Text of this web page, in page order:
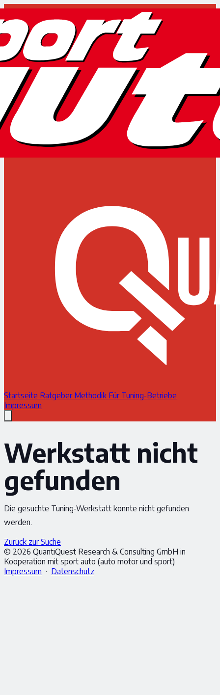
Startseite Ratgeber Methodik Für Tuning-Betriebe
Impressum
Werkstatt nicht
gefunden
Die gesuchte Tuning-Werkstatt konnte nicht gefunden
werden.
Zurück zur Suche
© 2026 QuantiQuest Research & Consulting GmbH in
Kooperation mit sport auto (auto motor und sport)
Impressum · Datenschutz